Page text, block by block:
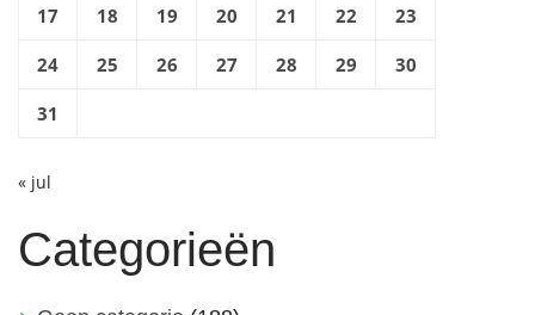
17 18 19 20 21 22 23
24 25 26 27 28 29 30
31
« jul
Categorieën